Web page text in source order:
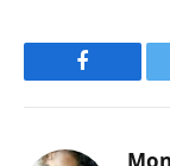
Facebook